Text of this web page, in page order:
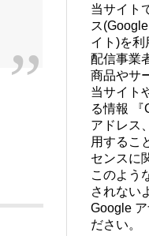
当サイト
ス
イト)を
配信事業
商品やサ
当サイト
る情報
アドレス
用するこ
センスに
このよう
されない
Google
ださい。